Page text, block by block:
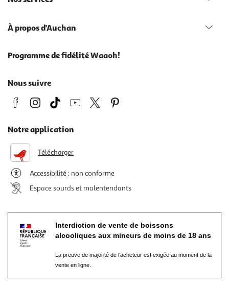
À propos d'Auchan
Programme de fidélité Waaoh!
Nous suivre
Notre application
Télécharger
Accessibilité : non conforme
Espace sourds et malentendants
Interdiction de vente de boissons
alcooliques aux mineurs de moins de 18 ans
La preuve de majorité de l'acheteur est exigée au moment de la
vente en ligne.